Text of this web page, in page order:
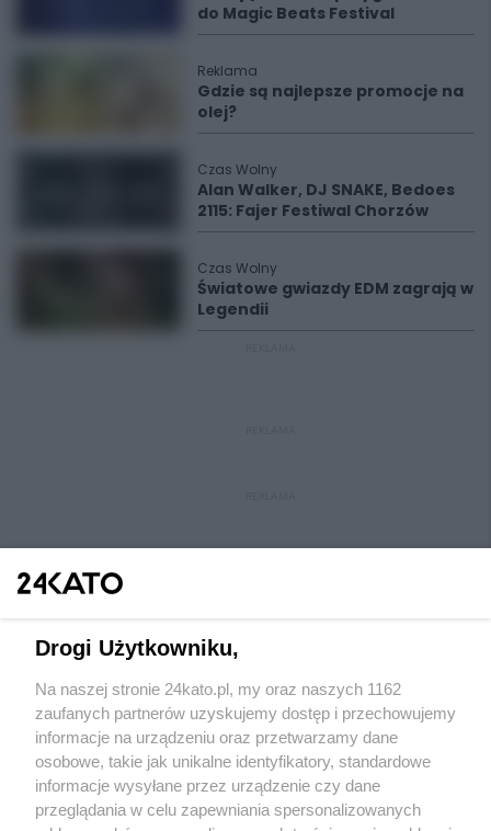
do Magic Beats Festival
Reklama
Gdzie są najlepsze promocje na
olej?
Czas Wolny
Alan Walker, DJ SNAKE, Bedoes
2115: Fajer Festiwal Chorzów
Czas Wolny
Światowe gwiazdy EDM zagrają w
Legendii
Wydawca mediów lokalnych
Drogi Użytkowniku,
Na naszej stronie 24kato.pl, my oraz naszych 1162
zaufanych partnerów uzyskujemy dostęp i przechowujemy
informacje na urządzeniu oraz przetwarzamy dane
osobowe, takie jak unikalne identyfikatory, standardowe
informacje wysyłane przez urządzenie czy dane
przeglądania w celu zapewniania spersonalizowanych